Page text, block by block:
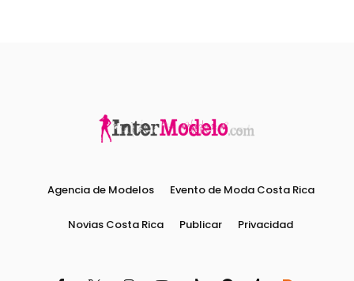
Agencia de Modelos Evento de Moda Costa Rica
Novias Costa Rica Publicar Privacidad